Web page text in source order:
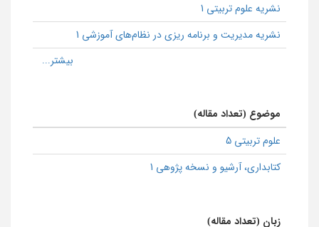
نشریه علوم تربیتی 1
نشریه مدیریت و برنامه ریزی در نظام‌های آموزشی 1
موضوع (تعداد مقاله)
علوم تربیتی 5
كتابداری، آرشیو و نسخه پژوهی 1
زبان (تعداد مقاله)